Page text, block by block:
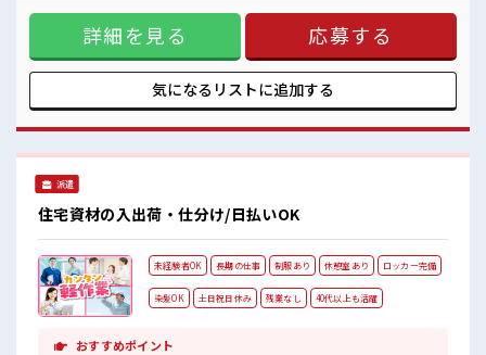
休憩室で楽しくおしゃべり！
ストレス解消☆
ロッカーあり！
安心してお仕事に集中♪
方にオススメ。 残業は月20時間以上あります♪ ≪完全週休二
日制≫ 週末は家族や友人と一緒にプライベート満喫！ ≪髪型
自由≫ 基本的に髪色自由で明るすぎたり奇抜でなければOKで
す！ (規定有)≪機能的な制服アリ≫ 制服があるので、 毎日の
服装の悩み解消♪ ≪様々なお仕事をご提案≫ 一人で悩まず気
軽に相談できる、 派遣のお仕事です！ ■職場の雰囲気 女性が
OK！ 休憩室で楽しくおしゃべり！ ストレス解消☆ ロッカー
あり！ 安心してお仕事に集中♪
詳細を見る 応募する
気になるリストに追加する
派遣
住宅資材の入出荷・仕分け/日払いOK
未経験者OK 長期の仕事 制服あり 休憩室あり ロッカー完備
染髪OK 土日祝日休み 残業なし 40代以上も活躍
おすすめポイント